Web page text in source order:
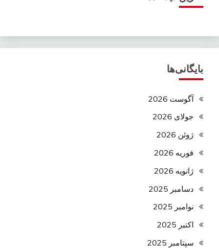
بایگانی‌ها
آگوست 2026
جولای 2026
ژوئن 2026
فوریه 2026
ژانویه 2026
دسامبر 2025
نوامبر 2025
اکتبر 2025
سپتامبر 2025